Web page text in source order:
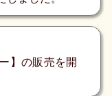
】の販売を開